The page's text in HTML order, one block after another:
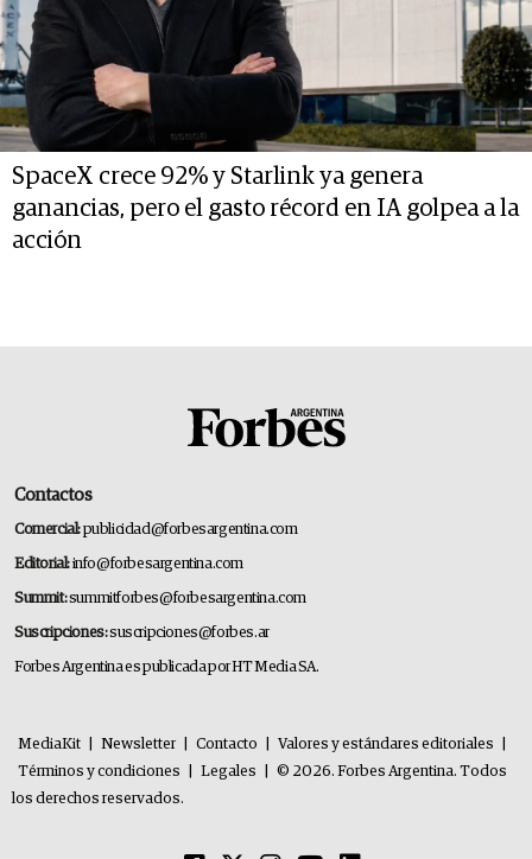
SpaceX crece 92% y Starlink ya genera
ganancias, pero el gasto récord en IA golpea a la
acción
Contactos
Comercial:publicidad@forbesargentina.com
Editorial:info@forbesargentina.com
Summit:summitforbes@forbesargentina.com
Suscripciones:suscripciones@forbes.ar
Forbes Argentina es publicada por HT Media SA.
MediaKit Newsletter Contacto Valores y estándares editoriales
Términos y condiciones
Legales
© 2026. Forbes Argentina. Todos
los derechos reservados.